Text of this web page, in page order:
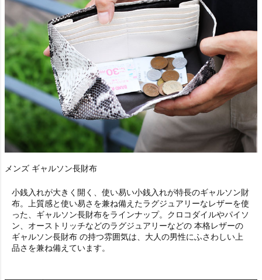
メンズ ギャルソン長財布
小銭入れが大きく開く、使い易い小銭入れが特長のギャルソン財
布。上質感と使い易さを兼ね備えたラグジュアリーなレザーを使
った、ギャルソン長財布をラインナップ。クロコダイルやパイソ
ン、オーストリッチなどのラグジュアリーなどの 本格レザーの
ギャルソン長財布 の持つ雰囲気は、大人の男性にふさわしい上
品さを兼ね備えています。